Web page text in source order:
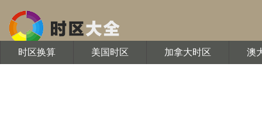
时区换算 美国时区 加拿大时区 澳